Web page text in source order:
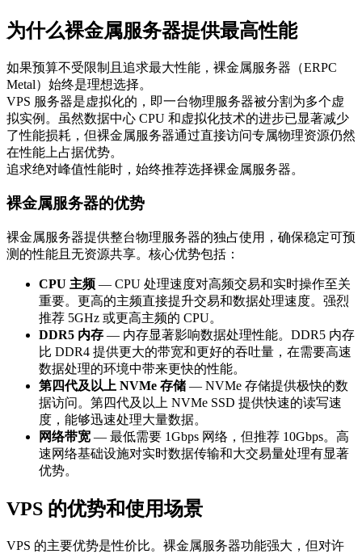
为什么裸金属服务器提供最高性能
如果预算不受限制且追求最大性能，裸金属服务器（ERPC
Metal）始终是理想选择。
VPS 服务器是虚拟化的，即一台物理服务器被分割为多个虚
拟实例。虽然数据中心 CPU 和虚拟化技术的进步已显著减少
了性能损耗，但裸金属服务器通过直接访问专属物理资源仍然
在性能上占据优势。
追求绝对峰值性能时，始终推荐选择裸金属服务器。
裸金属服务器的优势
裸金属服务器提供整台物理服务器的独占使用，确保稳定可预
测的性能且无资源共享。核心优势包括：
CPU 主频 — CPU 处理速度对高频交易和实时操作至关
重要。更高的主频直接提升交易和数据处理速度。强烈
推荐 5GHz 或更高主频的 CPU。
DDR5 内存 — 内存显著影响数据处理性能。DDR5 内存
比 DDR4 提供更大的带宽和更好的吞吐量，在需要高速
数据处理的环境中带来更快的性能。
第四代及以上 NVMe 存储 — NVMe 存储提供极快的数
据访问。第四代及以上 NVMe SSD 提供快速的读写速
度，能够迅速处理大量数据。
网络带宽 — 最低需要 1Gbps 网络，但推荐 10Gbps。高
速网络基础设施对实时数据传输和大交易量处理有显著
优势。
VPS 的优势和使用场景
VPS 的主要优势是性价比。裸金属服务器功能强大，但对许